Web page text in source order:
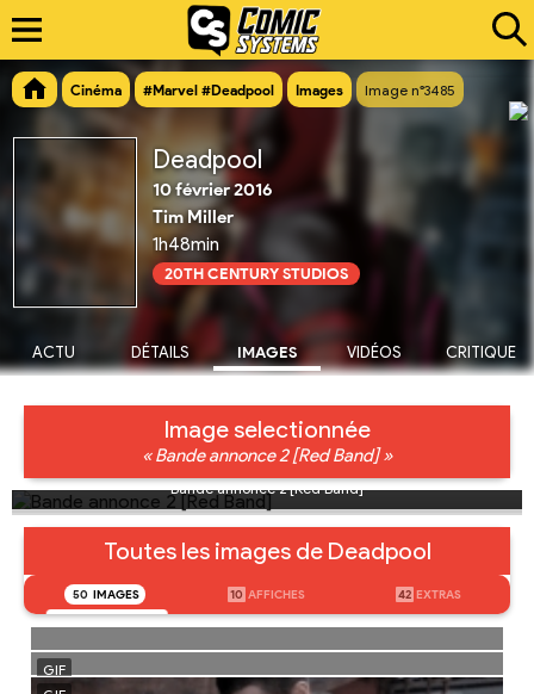
Cinéma #Marvel #Deadpool Images Image n°3485
Deadpool
10 février 2016
Tim Miller
1h48min
20TH CENTURY STUDIOS
ACTU DÉTAILS IMAGES VIDÉOS CRITIQUE
Image selectionnée
« Bande annonce 2 [Red Band] »
Bande annonce 2 [Red Band]
Toutes les images de Deadpool
50 IMAGES 10 AFFICHES 42 EXTRAS